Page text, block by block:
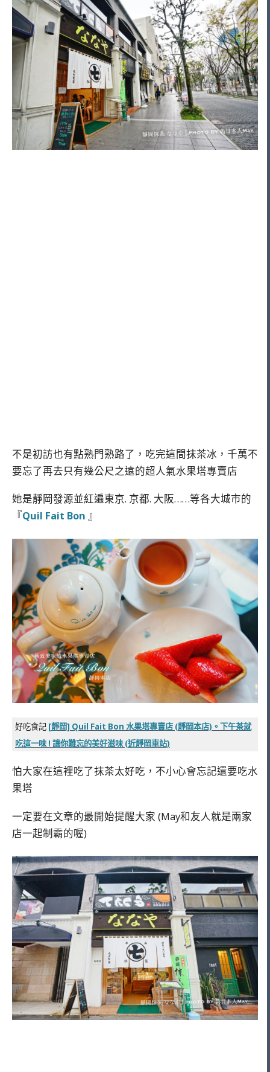
不是初訪也有點熟門熟路了，吃完這間抹茶冰，千萬不
要忘了再去只有幾公尺之遠的超人氣水果塔專賣店
她是靜岡發源並紅遍東京. 京都. 大阪……等各大城市的
『Quil Fait Bon 』
好吃食記 [靜岡] Quil Fait Bon 水果塔專賣店 (靜岡本店)。下午茶就
吃這一味 ! 讓你難忘的美好滋味 (近靜岡車站)
怕大家在這裡吃了抹茶太好吃，不小心會忘記還要吃水
果塔
一定要在文章的最開始提醒大家 (May和友人就是兩家
店一起制霸的喔)